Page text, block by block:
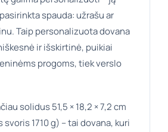
spauda: užrašu ar
Taip personalizuota dovana
ir išskirtinė, puikiai
progoms, tiek verslo
solidus 51,5 × 18,2 × 7,2 cm
1710 g) – tai dovana, kuri